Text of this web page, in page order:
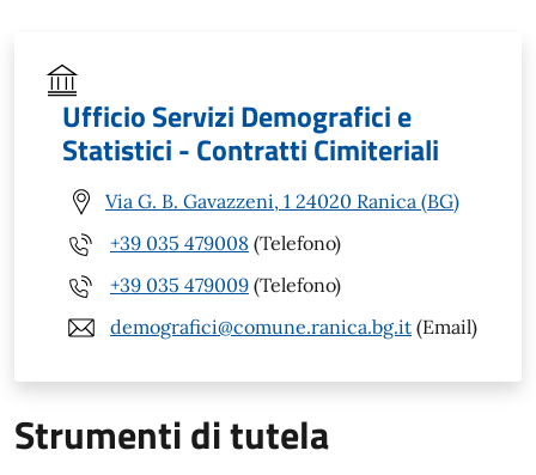
Ufficio Servizi Demografici e
Statistici - Contratti Cimiteriali
Via G. B. Gavazzeni, 1 24020 Ranica (BG)
+39 035 479008 (Telefono)
+39 035 479009 (Telefono)
demografici@comune.ranica.bg.it (Email)
Strumenti di tutela